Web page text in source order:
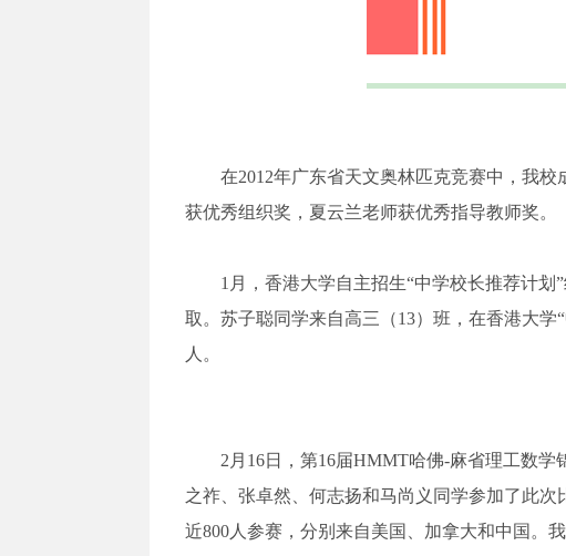
在2012年广东省天文奥林匹克竞赛中，我
获优秀组织奖，夏云兰老师获优秀指导教师奖。
1月，香港大学自主招生“中学校长推荐计
取。苏子聪同学来自高三（13）班，在香港大
人。
2月16日，第16届HMMT哈佛-麻省理工数
之祚、张卓然、何志扬和马尚义同学参加了此次
近800人参赛，分别来自美国、加拿大和中国。